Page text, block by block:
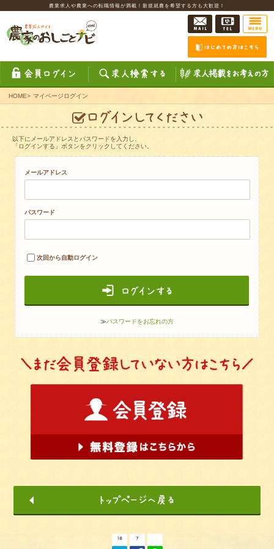
農業求人や農業への転職情報が満載！新規就農を希望する方も大歓迎！
HOME> マイページログイン
以下にメールアドレスとパスワードを入力し、
「ログインする」ボタンをクリックしてください。
メールアドレス
パスワード
次回から自動ログイン
≫パスワードをお忘れの方